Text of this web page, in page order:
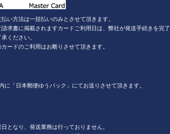
い方法は一括払いのみとさせて頂きます。
求書に掲載されますカードご利用日は、弊社が発送手続きを完了
ください。
ードのご利用はお断りさせて頂きます。
に「日本郵便ゆうパック」にてお送りさせて頂きます。
となり、発送業務は行っておりません。